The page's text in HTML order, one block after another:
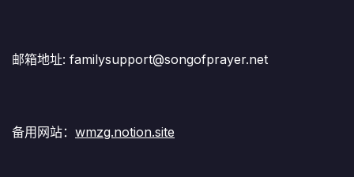
邮箱地址: familysupport@songofprayer.net
备用网站： wmzg.notion.site